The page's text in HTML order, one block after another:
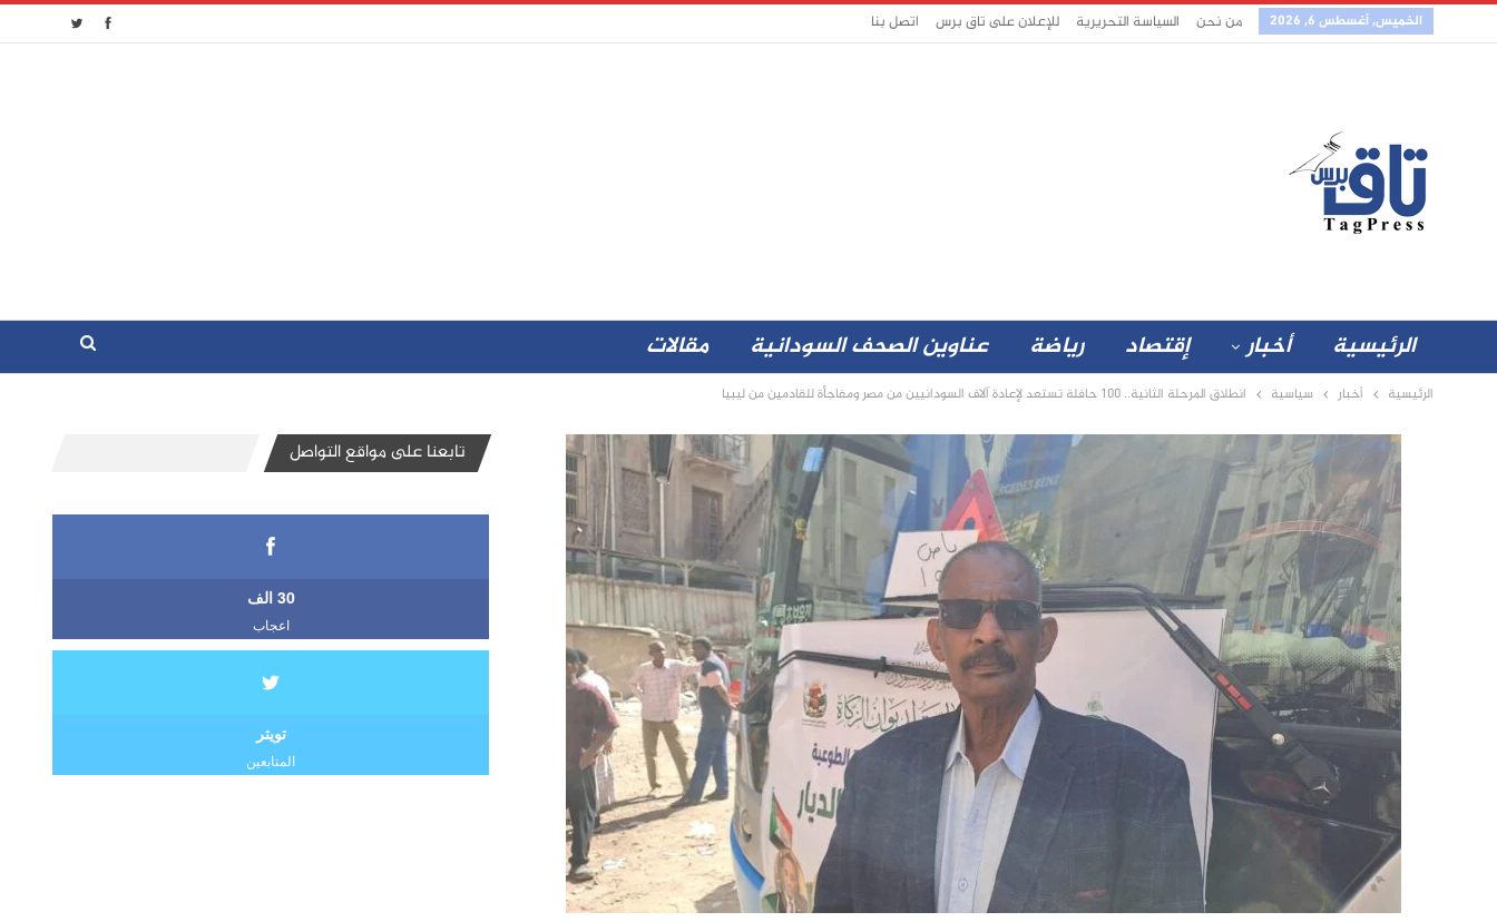
الخميس, أغسطس 6, 2026 من نحن السياسة التحريرية للإعلان على تاق برس اتصل بنا
الرئيسية أخبار إقتصاد رياضة عناوين الصحف السودانية مقالات
الرئيسية أخبار سياسية انطلاق المرحلة الثانية.. 100 حافلة تستعد لإعادة آلاف السودانيين من مصر ومفاجأة للقادمين من ليبيا
تابعنا على مواقع التواصل
30 الف
اعجاب
تويتر
المتابعين